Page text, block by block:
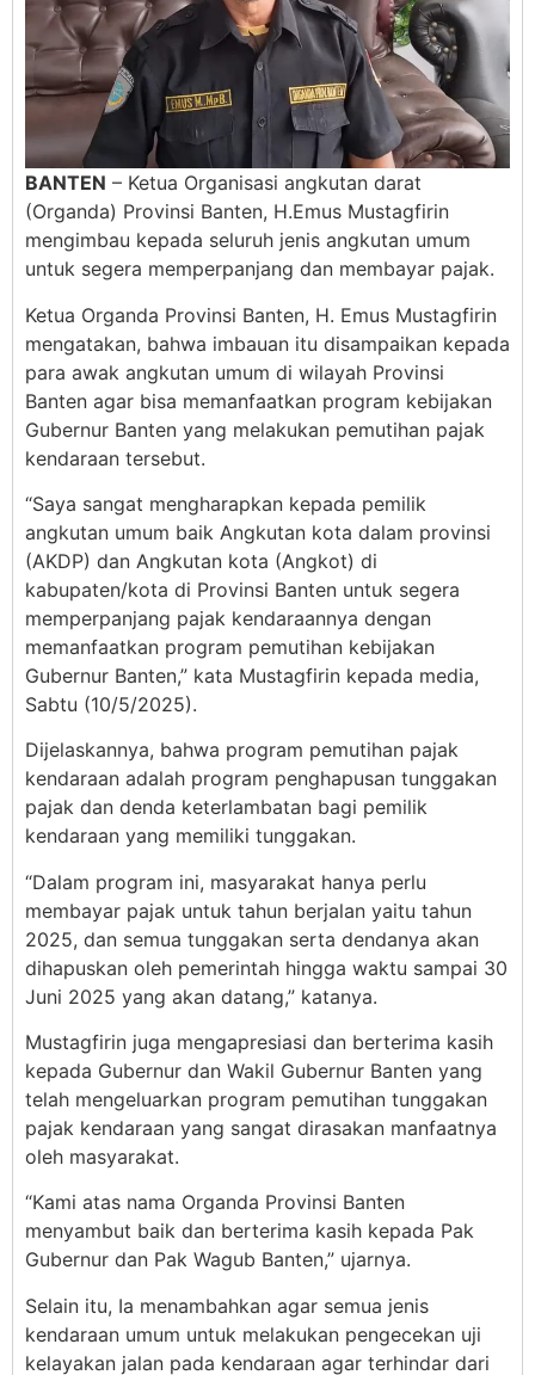
BANTEN – Ketua Organisasi angkutan darat
(Organda) Provinsi Banten, H.Emus Mustagfirin
mengimbau kepada seluruh jenis angkutan umum
untuk segera memperpanjang dan membayar pajak.
Ketua Organda Provinsi Banten, H. Emus Mustagfirin
mengatakan, bahwa imbauan itu disampaikan kepada
para awak angkutan umum di wilayah Provinsi
Banten agar bisa memanfaatkan program kebijakan
Gubernur Banten yang melakukan pemutihan pajak
kendaraan tersebut.
“Saya sangat mengharapkan kepada pemilik
angkutan umum baik Angkutan kota dalam provinsi
(AKDP) dan Angkutan kota (Angkot) di
kabupaten/kota di Provinsi Banten untuk segera
memperpanjang pajak kendaraannya dengan
memanfaatkan program pemutihan kebijakan
Gubernur Banten,” kata Mustagfirin kepada media,
Sabtu (10/5/2025).
Dijelaskannya, bahwa program pemutihan pajak
kendaraan adalah program penghapusan tunggakan
pajak dan denda keterlambatan bagi pemilik
kendaraan yang memiliki tunggakan.
“Dalam program ini, masyarakat hanya perlu
membayar pajak untuk tahun berjalan yaitu tahun
2025, dan semua tunggakan serta dendanya akan
dihapuskan oleh pemerintah hingga waktu sampai 30
Juni 2025 yang akan datang,” katanya.
Mustagfirin juga mengapresiasi dan berterima kasih
kepada Gubernur dan Wakil Gubernur Banten yang
telah mengeluarkan program pemutihan tunggakan
pajak kendaraan yang sangat dirasakan manfaatnya
oleh masyarakat.
“Kami atas nama Organda Provinsi Banten
menyambut baik dan berterima kasih kepada Pak
Gubernur dan Pak Wagub Banten,” ujarnya.
Selain itu, Ia menambahkan agar semua jenis
kendaraan umum untuk melakukan pengecekan uji
kelayakan jalan pada kendaraan agar terhindar dari